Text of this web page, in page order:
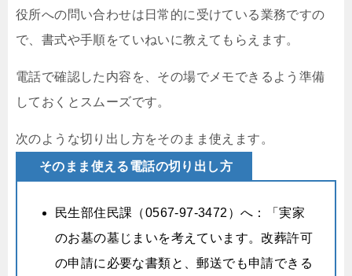
役所への問い合わせは日常的に受けている業務ですの
で、書式や手順をていねいに教えてもらえます。
電話で確認した内容を、その場でメモできるよう準備
しておくとスムーズです。
次のような切り出し方をそのまま使えます。
そのまま使える電話の切り出し方
民生部住民課（0567-97-3472）へ：「実家
のお墓の墓じまいを考えています。改葬許可
の申請に必要な書類と、郵送でも申請できる